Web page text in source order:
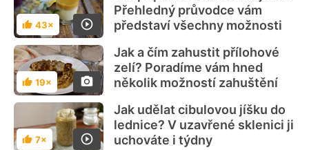
Hodnocení
43×
Přehledný průvodce vám
představí všechny možnosti
Hodnocení
19×
Jak a čím zahustit přílohové
zelí? Poradíme vám hned
několik možností zahuštění
Hodnocení
7×
Jak udělat cibulovou jíšku do
lednice? V uzavřené sklenici ji
uchováte i týdny